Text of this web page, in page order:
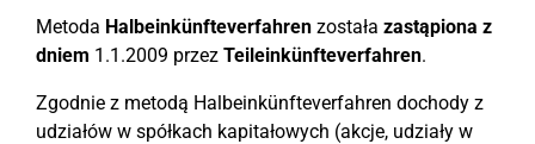
Metoda Halbeinkünfteverfahren została zastąpiona z
dniem 1.1.2009 przez Teileinkünfteverfahren.
Zgodnie z metodą Halbeinkünfteverfahren dochody z
udziałów w spółkach kapitałowych (akcje, udziały w